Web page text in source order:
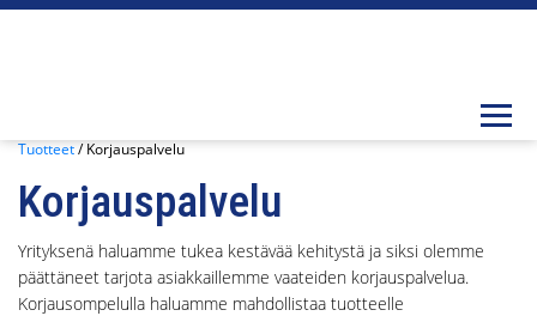
Tuotteet/ Korjauspalvelu
Korjauspalvelu
Yrityksenä haluamme tukea kestävää kehitystä ja siksi olemme
päättäneet tarjota asiakkaillemme vaateiden korjauspalvelua.
Korjausompelulla haluamme mahdollistaa tuotteelle